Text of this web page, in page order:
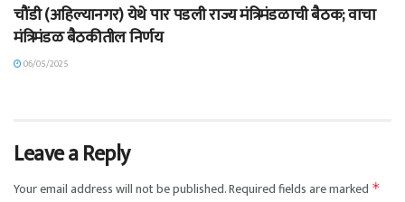
चौंडी (अहिल्यानगर) येथे पार पडली राज्य मंत्रिमंडळाची बैठक; वाचा
मंत्रिमंडळ बैठकीतील निर्णय
06/05/2025
Leave a Reply
Your email address will not be published.Required fields are marked *